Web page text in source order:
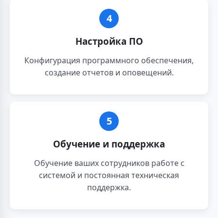
4
Настройка ПО
Конфигурация программного обеспечения,
создание отчетов и оповещений.
5
Обучение и поддержка
Обучение ваших сотрудников работе с
системой и постоянная техническая
поддержка.